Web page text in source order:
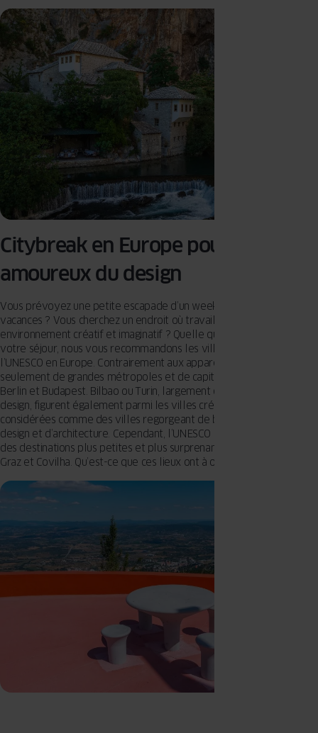
Citybreak en Europe pour les
amoureux du design
Vous prévoyez une petite escapade d’un week-end pendant vos
vacances ? Vous cherchez un endroit où travailler à distance dans un
environnement créatif et imaginatif ? Quelle que soit la durée de
votre séjour, nous vous recommandons les villes créatives de
l’UNESCO en Europe. Contrairement aux apparences, il ne s’agit pas
seulement de grandes métropoles et de capitales comme Helsinki,
Berlin et Budapest. Bilbao ou Turin, largement connues pour leur
design, figurent également parmi les villes créatives. Elles sont
considérées comme des villes regorgeant de bonnes idées, de
design et d’architecture. Cependant, l’UNESCO a également apprécié
des destinations plus petites et plus surprenantes telles que Kaunas,
Graz et Covilha. Qu’est-ce que ces lieux ont à offrir ? Découvrez-le !